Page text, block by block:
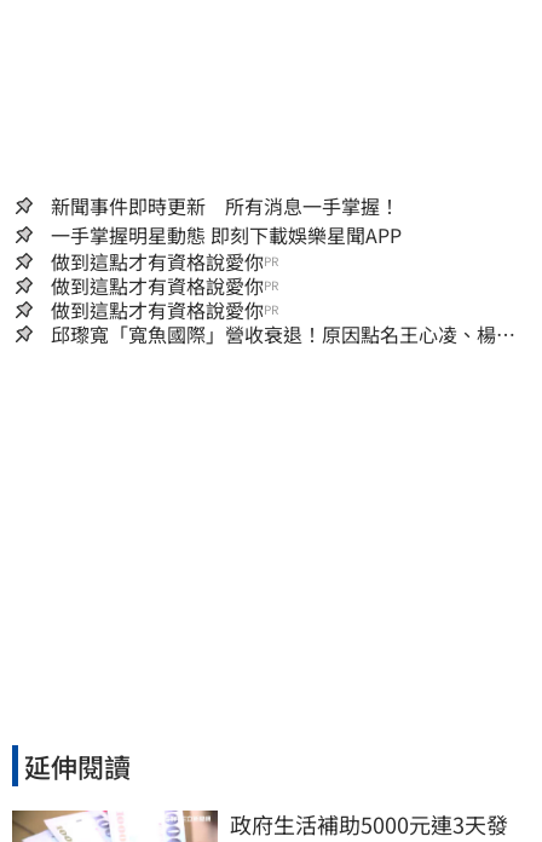
新聞事件即時更新 所有消息一手掌握！
一手掌握明星動態 即刻下載娛樂星聞APP
做到這點才有資格說愛你PR
做到這點才有資格說愛你PR
做到這點才有資格說愛你PR
邱瓈寬「寬魚國際」營收衰退！原因點名王心凌、楊丞
延伸閱讀
政府生活補助5000元連3天發